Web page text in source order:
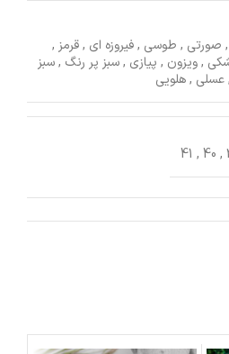
, صورتی , طوسی ,فیروزه ای ,قرمز ,
,ویزون , پیازی ,سبز پر رنگ ,سبز
,عسلی ,هلویی
,
40
,
41